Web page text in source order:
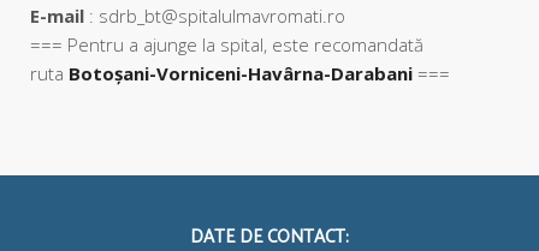
E-mail : sdrb_bt@spitalulmavromati.ro
=== Pentru a ajunge la spital, este recomandată
ruta Botoșani-Vorniceni-Havârna-Darabani ===
DATE DE CONTACT: